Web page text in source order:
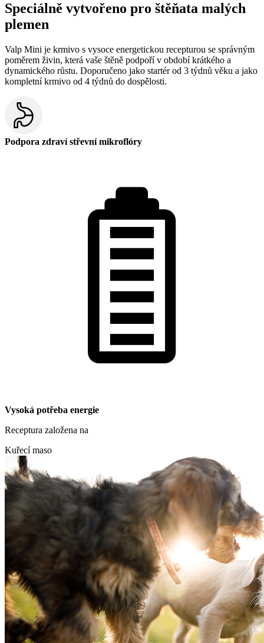
Speciálně vytvořeno pro štěňata malých
plemen
Valp Mini je krmivo s vysoce energetickou recepturou se správným
poměrem živin, která vaše štěně podpoří v období krátkého a
dynamického růstu. Doporučeno jako startér od 3 týdnů věku a jako
kompletní krmivo od 4 týdnů do dospělosti.
Podpora zdraví střevní mikroflóry
Vysoká potřeba energie
Receptura založena na
Kuřecí maso